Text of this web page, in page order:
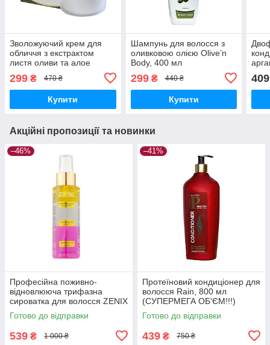
Зволожуючий крем для
обличчя з екстрактом
листя оливи та алое
299 ₴ 470 ₴
Купити
Шампунь для волосся з
оливковою олією Olive’n
Body, 400 мл
299₴ 440 ₴
Купити
409
Акційні пропозиції та новинки
–46%
Професійна поживно-
відновлююча трифазна
сироватка для волосся ZENIX
Professional, 100 мл
Готово до відправки
539 ₴ 1 000 ₴
–41%
Протеїновий кондиціонер для
волосся Rain, 800 мл
(СУПЕРМЕГА ОБ'ЄМ!!!)
Готово до відправки
439 ₴ 750 ₴